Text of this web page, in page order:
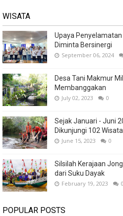
WISATA
Upaya
Diminta Bersinergi
September 06, 2024
Desa Tani Makmur
Membanggakan
July 02, 2023 0
Sejak Januari - Juni
Dikunjungi 102
June 15, 2023 0
Silsilah Kerajaan
dari Suku Dayak
February 19, 2023 0
POPULAR POSTS